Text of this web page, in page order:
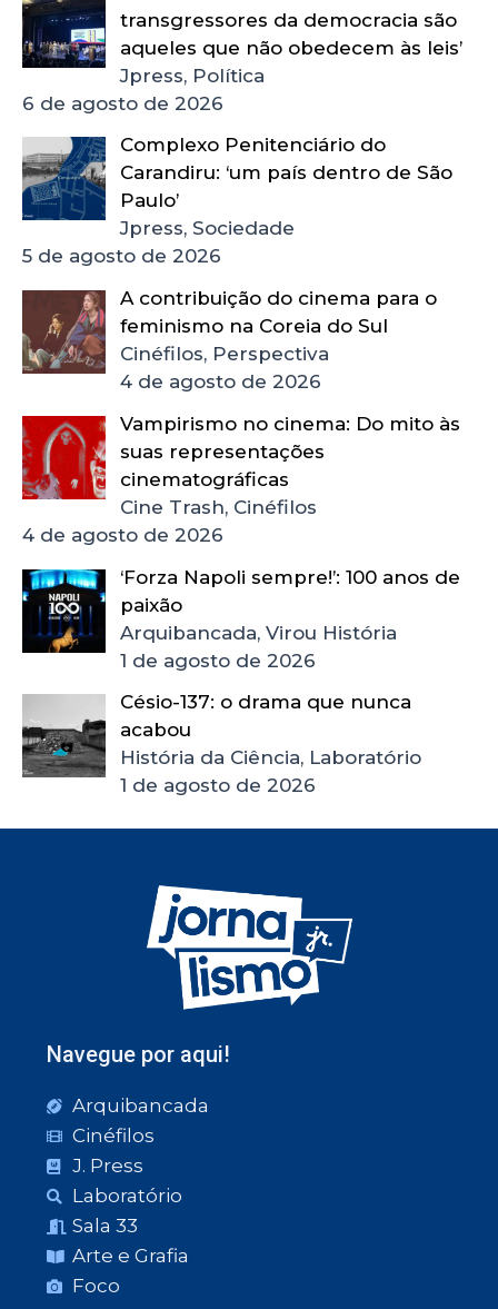
transgressores da democracia são
aqueles que não obedecem às leis’
Jpress, Política
6 de agosto de 2026
Complexo Penitenciário do
Carandiru: ‘um país dentro de São
Paulo’
Jpress, Sociedade
5 de agosto de 2026
A contribuição do cinema para o
feminismo na Coreia do Sul
Cinéfilos, Perspectiva
4 de agosto de 2026
Vampirismo no cinema: Do mito às
suas representações
cinematográficas
Cine Trash, Cinéfilos
4 de agosto de 2026
‘Forza Napoli sempre!’: 100 anos de
paixão
Arquibancada, Virou História
1 de agosto de 2026
Césio-137: o drama que nunca
acabou
História da Ciência, Laboratório
1 de agosto de 2026
Navegue por aqui!
Arquibancada
Cinéfilos
J. Press
Laboratório
Sala 33
Arte e Grafia
Foco